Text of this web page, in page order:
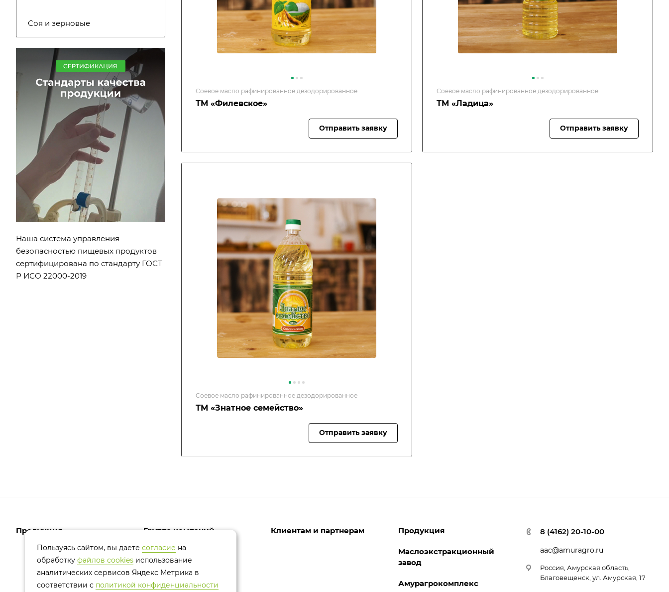
Соевое масло рафинированное дезодорированное
ТМ «Филевское»
Отправить заявку
Соевое масло рафинированное дезодорированное
ТМ «Ладица»
Отправить заявку
Соевое масло рафинированное дезодорированное
ТМ «Знатное семейство»
Отправить заявку
Соя и зерновые
Наша система управления
безопасностью пищевых продуктов
сертифицирована по стандарту ГОСТ
Р ИСО 22000-2019
Продукция
Белковые продукты
Комбикорма и премиксы
Масло соевое
Группа компаний
О компании
История компании
Партнеры
Клиентам и партнерам Продукция
Маслоэкстракционный
завод
Амурагрокомплекс
8 (4162) 20-10-00
aac@amuragro.ru
Россия, Амурская область,
Благовещенск, ул. Амурская, 17
Пользуясь сайтом, вы даете согласие на
обработку файлов cookies использование
аналитических сервисов Яндекс Метрика в
соответствии с политикой конфиденциальности